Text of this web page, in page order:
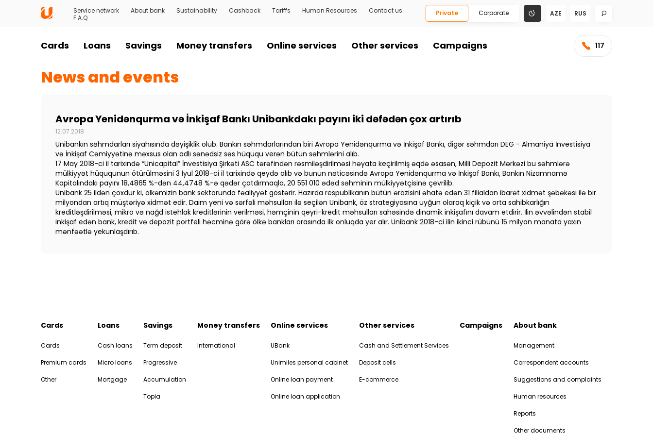
Service network About bank Sustainability Cashback Tariffs Human Resources
Contact us
F.A.Q
Private Corporate AZE RUS
Cards Loans Savings Money transfers Online services Other services Campaigns 117
News and events
Avropa Yenidənqurma və İnkişaf Bankı Unibankdakı payını iki dəfədən çox artırıb
12.07.2018
Unibankın səhmdarları siyahısında dəyişiklik olub. Bankın səhmdarlarından biri Avropa Yenidənqurma və İnkişaf Bankı, digər səhmdarı DEG - Almaniya İnvestisiya
və İnkişaf Cəmiyyətinə məxsus olan adlı sənədsiz səs hüququ verən bütün səhmlərini alıb.
17 May 2018-ci il tarixində “Unicapital” İnvestisiya Şirkəti ASC tərəfindən rəsmiləşdirilməsi həyata keçirilmiş əqdə əsasən, Milli Depozit Mərkəzi bu səhmlərə
mülkiyyət hüququnun ötürülməsini 3 İyul 2018-ci il tarixində qeydə alıb və bunun nəticəsində Avropa Yenidənqurma və İnkişaf Bankı, Bankın Nizamnamə
Kapitalındakı payını 18,4865 %-dən 44,4748 %-ə qədər çatdırmaqla, 20 551 010 ədəd səhminin mülkiyyətçisinə çevrilib.
Unibank 25 ildən çoxdur ki, ölkəmizin bank sektorunda fəaliyyət göstərir. Hazırda respublikanın bütün ərazisini əhatə edən 31 filialdan ibarət xidmət şəbəkəsi ilə bir
milyondan artıq müştəriyə xidmət edir. Daim yeni və sərfəli məhsulları ilə seçilən Unibank, öz strategiyasına uyğun olaraq kiçik və orta sahibkarlığın
kreditləşdirilməsi, mikro və nağd istehlak kreditlərinin verilməsi, həmçinin qeyri-kredit məhsulları sahəsində dinamik inkişafını davam etdirir. İlin əvvəlindən stabil
inkişaf edən bank, kredit və depozit portfeli həcminə görə ölkə bankları arasında ilk onluqda yer alır. Unibank 2018-ci ilin ikinci rübünü 15 milyon manata yaxın
mənfəətlə yekunlaşdırıb.
Cards
Cards
Premium cards
Other
Loans
Cash loans
Micro loans
Mortgage
Savings
Term deposit
Progressive
Accumulation
Topla
Money transfers
International
Online services
UBank
Unimiles personal cabinet
Online loan payment
Online loan application
Other services
Cash and Settlement Services
Deposit cells
E-commerce
Campaigns About bank
Management
Correspondent accounts
Suggestions and complaints
Human resources
Reports
Other documents